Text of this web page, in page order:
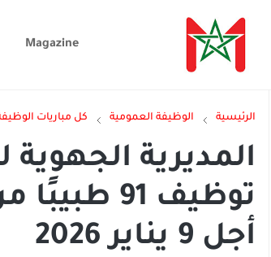
Magazine
الرئيسية الوظيفة العمومية كل مباريات
المديرية
توظيف 91
أجل 9 يناير 2026